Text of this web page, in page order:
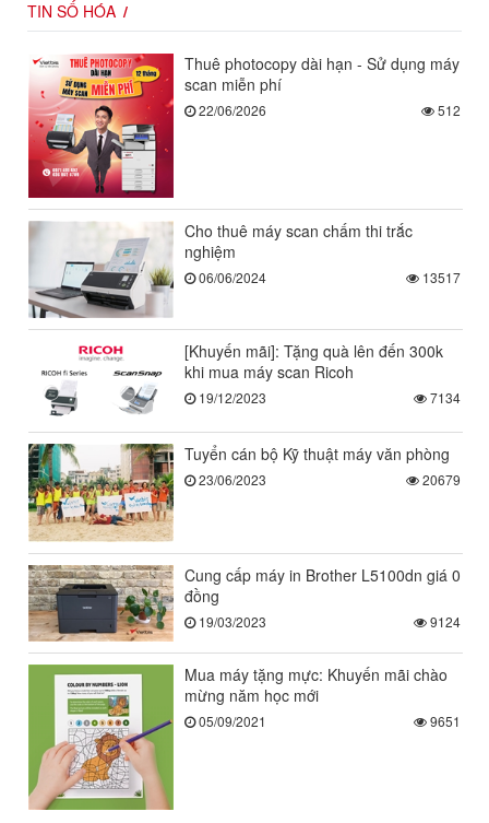
TIN SỐ HÓA
Thuê photocopy dài hạn - Sử dụng máy
scan miễn phí
22/06/2026 512
Cho thuê máy scan chấm thi trắc
nghiệm
06/06/2024 13517
[Khuyến mãi]: Tặng quà lên đến 300k
khi mua máy scan Ricoh
19/12/2023 7134
Tuyển cán bộ Kỹ thuật máy văn phòng
23/06/2023 20679
Cung cấp máy in Brother L5100dn giá 0
đồng
19/03/2023 9124
Mua máy tặng mực: Khuyến mãi chào
mừng năm học mới
05/09/2021 9651